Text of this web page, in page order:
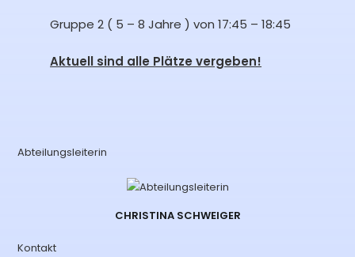
Gruppe 2 ( 5 – 8 Jahre ) von 17:45 – 18:45
Aktuell sind alle Plätze vergeben!
Abteilungsleiterin
CHRISTINA SCHWEIGER
Kontakt